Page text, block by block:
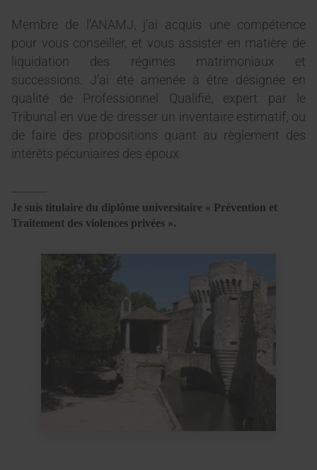
Membre de l’ANAMJ, j’ai acquis une compétence
pour vous conseiller, et vous assister en matière de
liquidation des régimes matrimoniaux et
successions. J’ai été amenée à être désignée en
qualité de Professionnel Qualifié, expert par le
Tribunal en vue de dresser un inventaire estimatif, ou
de faire des propositions quant au règlement des
intérêts pécuniaires des époux.
Je suis titulaire du diplôme universitaire « Prévention et
Traitement des violences privées ».